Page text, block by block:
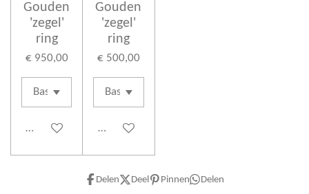
Gouden
'zegel'
ring
€ 950,00
In winkelwagen
Gouden
'zegel'
ring
€ 500,00
In winkelwagen
Delen Deel Pinnen Delen